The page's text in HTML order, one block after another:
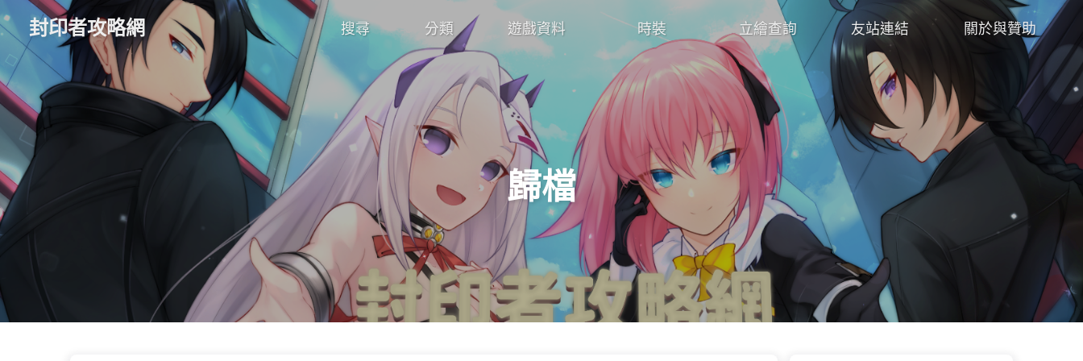
封印者攻略網 搜尋 分類 遊戲資料 時裝 立繪查詢 友站連結 關於與贊助
歸檔